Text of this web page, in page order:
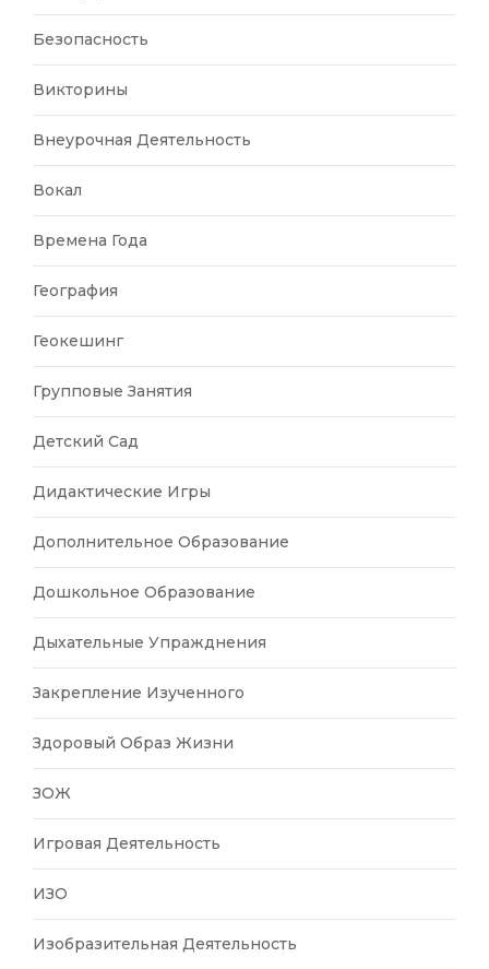
Безопасность
Викторины
Внеурочная Деятельность
Вокал
Времена Года
География
Геокешинг
Групповые Занятия
Детский Сад
Дидактические Игры
Дополнительное Образование
Дошкольное Образование
Дыхательные Упражднения
Закрепление Изученного
Здоровый Образ Жизни
ЗОЖ
Игровая Деятельность
ИЗО
Изобразительная Деятельность